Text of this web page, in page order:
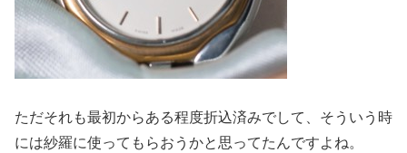
ただそれも最初からある程度折込済みでして、そういう時
には紗羅に使ってもらおうかと思ってたんですよね。